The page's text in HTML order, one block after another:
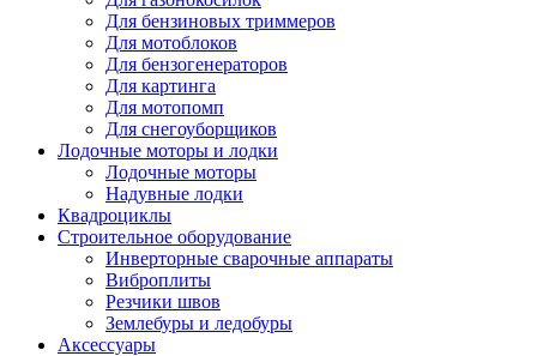
Для бензиновых триммеров
Для мотоблоков
Для бензогенераторов
Для картинга
Для мотопомп
Для снегоуборщиков
Лодочные моторы и лодки
Лодочные моторы
Надувные лодки
Квадроциклы
Строительное оборудование
Инверторные сварочные аппараты
Виброплиты
Резчики швов
Землебуры и ледобуры
Аксессуары